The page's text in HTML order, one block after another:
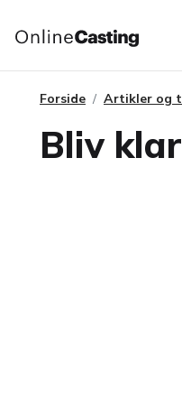
Forside Artikler og
Bliv